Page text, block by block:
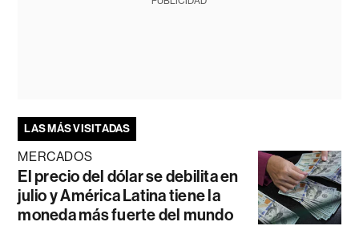
LAS MÁS VISITADAS
MERCADOS
El precio del dólar se debilita en
julio y América Latina tiene la
moneda más fuerte del mundo